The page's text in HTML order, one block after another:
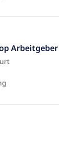
Arbeitgeber